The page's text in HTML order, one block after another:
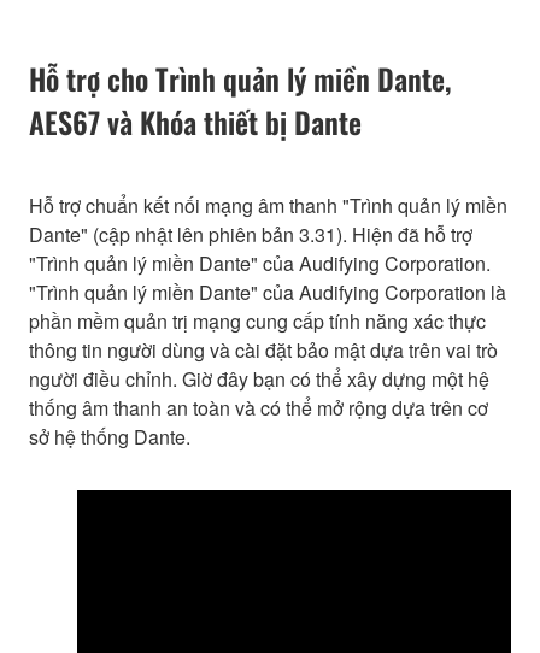
Hỗ trợ cho Trình quản lý miền Dante,
AES67 và Khóa thiết bị Dante
Hỗ trợ chuẩn kết nối mạng âm thanh "Trình quản lý miền
Dante" (cập nhật lên phiên bản 3.31). Hiện đã hỗ trợ
"Trình quản lý miền Dante" của Audifying Corporation.
"Trình quản lý miền Dante" của Audifying Corporation là
phần mềm quản trị mạng cung cấp tính năng xác thực
thông tin người dùng và cài đặt bảo mật dựa trên vai trò
người điều chỉnh. Giờ đây bạn có thể xây dựng một hệ
thống âm thanh an toàn và có thể mở rộng dựa trên cơ
sở hệ thống Dante.